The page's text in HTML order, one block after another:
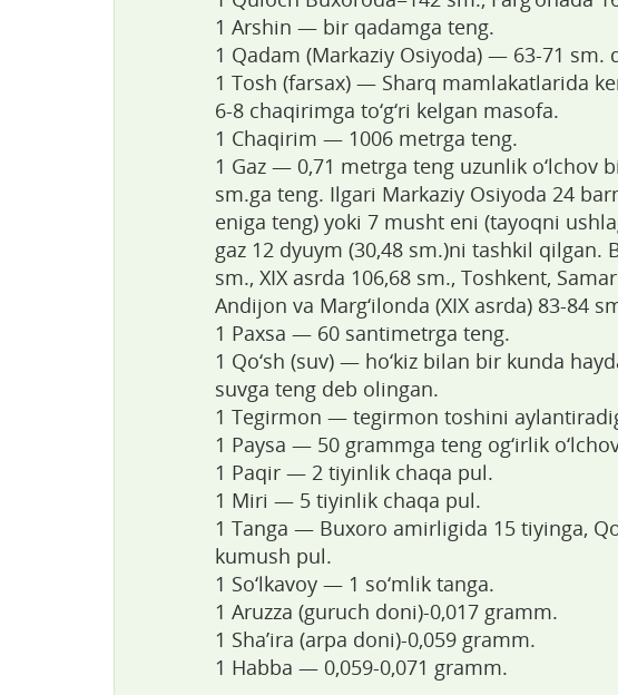
1 Arshin — bir qadamga teng.
1 Qadam (Markaziy Osiyoda) — 63-71 sm.
1 Tosh (farsax) — Sharq mamlakatlarida
6-8 chaqirimga to‘g‘ri kelgan masofa.
1 Chaqirim — 1006 metrga teng.
1 Gaz — 0,71 metrga teng uzunlik o‘lchov
sm.ga teng. Ilgari Markaziy Osiyoda 24
eniga teng) yoki 7 musht eni (tayoqni
gaz 12 dyuym (30,48 sm.)ni tashkil qilgan.
sm., XIX asrda 106,68 sm., Toshkent,
Andijon va Marg‘ilonda (XIX asrda) 83-84
1 Paxsa — 60 santimetrga teng.
1 Qo‘sh (suv) — ho‘kiz bilan bir kunda
suvga teng deb olingan.
1 Tegirmon — tegirmon toshini
1 Paysa — 50 grammga teng og‘irlik
1 Paqir — 2 tiyinlik chaqa pul.
1 Miri — 5 tiyinlik chaqa pul.
1 Tanga — Buxoro amirligida 15 tiyinga,
kumush pul.
1 So‘lkavoy — 1 so‘mlik tanga.
1 Aruzza (guruch doni)-0,017 gramm.
1 Sha’ira (arpa doni)-0,059 gramm.
1 Habba — 0,059-0,071 gramm.